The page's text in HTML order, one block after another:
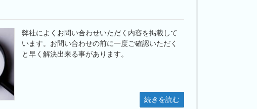
弊社によくお問い合わせいただく内容を掲載して
います。お問い合わせの前に一度ご確認いただく
と早く解決出来る事があります。
続きを読む